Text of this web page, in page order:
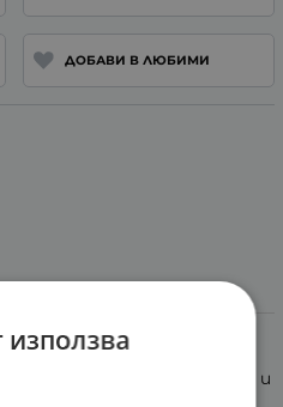
ДОБАВИ В ЛЮБИМИ
и
прилепват перфектно и
изживяване.
използва